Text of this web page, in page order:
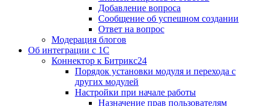
Добавление вопроса
Сообщение об успешном создании
Ответ на вопрос
Модерация блогов
Об интеграции с 1С
Коннектор к Битрикс24
Порядок установки модуля и перехода с
других модулей
Настройки при начале работы
Назначение прав пользователям